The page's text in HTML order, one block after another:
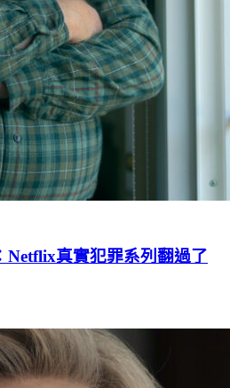
Netflix真實犯罪系列翻過了